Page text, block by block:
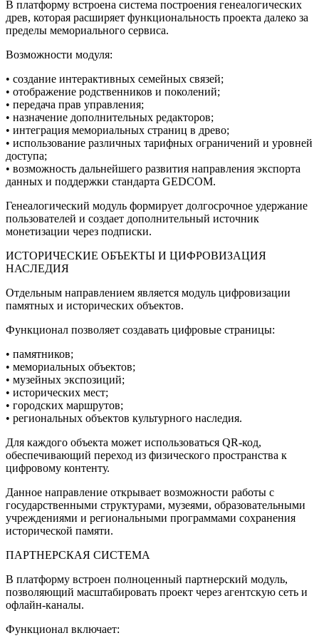
В платформу встроена система построения генеалогических
древ, которая расширяет функциональность проекта далеко за
пределы мемориального сервиса.
Возможности модуля:
• создание интерактивных семейных связей;
• отображение родственников и поколений;
• передача прав управления;
• назначение дополнительных редакторов;
• интеграция мемориальных страниц в древо;
• использование различных тарифных ограничений и уровней
доступа;
• возможность дальнейшего развития направления экспорта
данных и поддержки стандарта GEDCOM.
Генеалогический модуль формирует долгосрочное удержание
пользователей и создает дополнительный источник
монетизации через подписки.
ИСТОРИЧЕСКИЕ ОБЪЕКТЫ И ЦИФРОВИЗАЦИЯ
НАСЛЕДИЯ
Отдельным направлением является модуль цифровизации
памятных и исторических объектов.
Функционал позволяет создавать цифровые страницы:
• памятников;
• мемориальных объектов;
• музейных экспозиций;
• исторических мест;
• городских маршрутов;
• региональных объектов культурного наследия.
Для каждого объекта может использоваться QR-код,
обеспечивающий переход из физического пространства к
цифровому контенту.
Данное направление открывает возможности работы с
государственными структурами, музеями, образовательными
учреждениями и региональными программами сохранения
исторической памяти.
ПАРТНЕРСКАЯ СИСТЕМА
В платформу встроен полноценный партнерский модуль,
позволяющий масштабировать проект через агентскую сеть и
офлайн-каналы.
Функционал включает: